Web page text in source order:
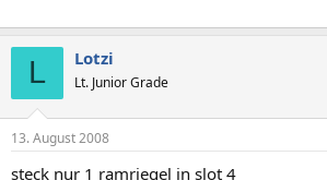
L Lotzi
Lt. Junior Grade
13. August 2008
steck nur 1 ramriegel in slot 4